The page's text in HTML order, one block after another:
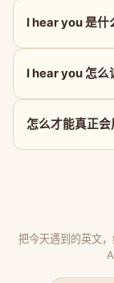
I hear you 是什
I hear you 怎么
怎么才能真正会
把今天遇到的英文